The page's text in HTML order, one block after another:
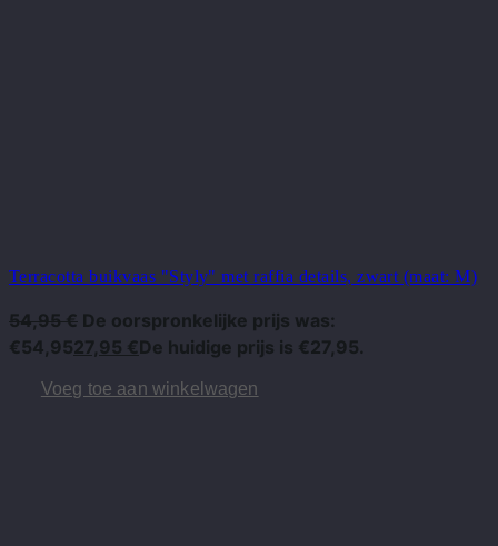
Terracotta buikvaas "Styly" met raffia details, zwart (maat: M)
54,95€ De oorspronkelijke prijs was:
€54,9527,95 €De huidige prijs is €27,95.
Voeg toe aan winkelwagen